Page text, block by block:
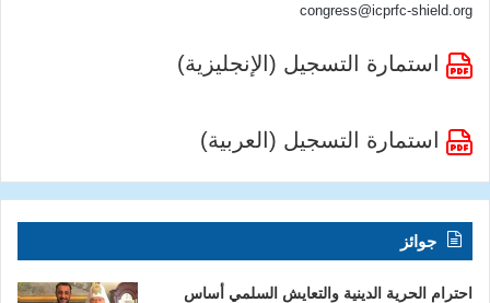
congress@icprfc-shield.org
استمارة التسجيل (الإنجليزية)
استمارة التسجيل (العربية)
جوائز
احترام الحرية الدينية والتعايش السلمي أساس